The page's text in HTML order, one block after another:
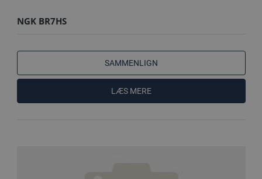
NGK BR7HS
SAMMENLIGN
LÆS MERE